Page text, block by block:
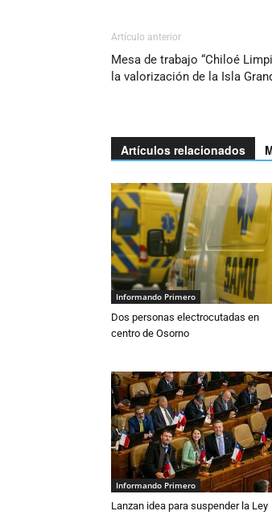
Artículo anterior
Mesa de trabajo “Chiloé
la valorización de la Isla
Artículos relacionados
Informando Primero
Dos personas electrocutadas en
centro de Osorno
Informando Primero
Lanzan idea para suspender la Ley